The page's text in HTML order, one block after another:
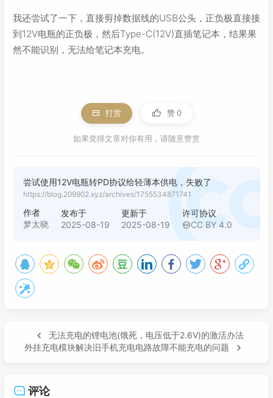
我还尝试了一下，直接剪掉数据线的USB公头，正负极直接接
到12V电瓶的正负极，然后Type-C(12V)直插笔记本，结果果
然不能识别，无法给笔记本充电。
打赏 赞 0
如果觉得文章对你有用，请随意赞赏
尝试使用12V电瓶转PD协议给轻薄本供电，失败了
https://blog.209902.xyz/archives/1755534871741
作者
梦太晓
发布于
2025-08-19
更新于
2025-08-19
许可协议
CC BY 4.0
无法充电的锂电池(饿死，电压低于2.6V)的激活办法
外挂充电模块解决旧手机充电电路故障不能充电的问题
评论